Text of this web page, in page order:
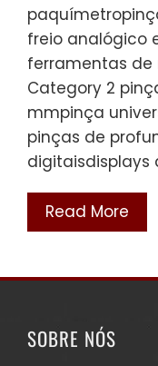
freio analógico
ferramentas de
Category 2
mmpinça
pinças de
digitaisdisplays
Read More
SOBRE NÓS